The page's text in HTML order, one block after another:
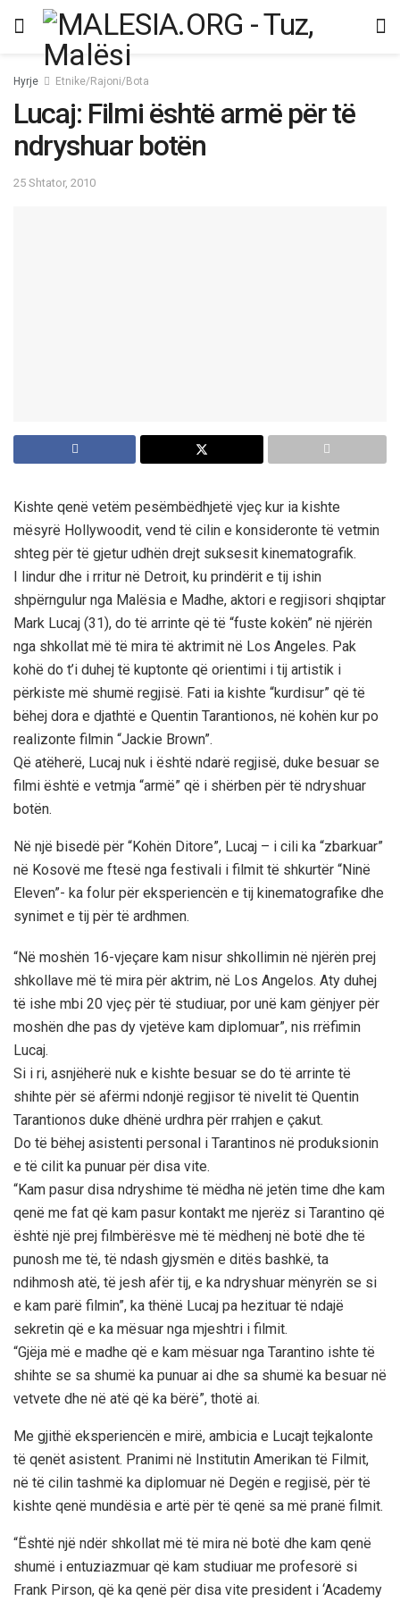
Hyrje Etnike/Rajoni/Bota
Lucaj: Filmi është armë për të
ndryshuar botën
25 Shtator, 2010
Kishte qenë vetëm pesëmbëdhjetë vjeç kur ia kishte
mësyrë Hollywoodit, vend të cilin e konsideronte të vetmin
shteg për të gjetur udhën drejt suksesit kinematografik.
I lindur dhe i rritur në Detroit, ku prindërit e tij ishin
shpërngulur nga Malësia e Madhe, aktori e regjisori shqiptar
Mark Lucaj (31), do të arrinte që të “fuste kokën” në njërën
nga shkollat më të mira të aktrimit në Los Angeles. Pak
kohë do t’i duhej të kuptonte që orientimi i tij artistik i
përkiste më shumë regjisë. Fati ia kishte “kurdisur” që të
bëhej dora e djathtë e Quentin Tarantionos, në kohën kur po
realizonte filmin “Jackie Brown”.
Që atëherë, Lucaj nuk i është ndarë regjisë, duke besuar se
filmi është e vetmja “armë” që i shërben për të ndryshuar
botën.
Në një bisedë për “Kohën Ditore”, Lucaj – i cili ka “zbarkuar”
në Kosovë me ftesë nga festivali i filmit të shkurtër “Ninë
Eleven”- ka folur për eksperiencën e tij kinematografike dhe
synimet e tij për të ardhmen.
“Në moshën 16-vjeçare kam nisur shkollimin në njërën prej
shkollave më të mira për aktrim, në Los Angelos. Aty duhej
të ishe mbi 20 vjeç për të studiuar, por unë kam gënjyer për
moshën dhe pas dy vjetëve kam diplomuar”, nis rrëfimin
Lucaj.
Si i ri, asnjëherë nuk e kishte besuar se do të arrinte të
shihte për së afërmi ndonjë regjisor të nivelit të Quentin
Tarantionos duke dhënë urdhra për rrahjen e çakut.
Do të bëhej asistenti personal i Tarantinos në produksionin
e të cilit ka punuar për disa vite.
“Kam pasur disa ndryshime të mëdha në jetën time dhe kam
qenë me fat që kam pasur kontakt me njerëz si Tarantino që
është një prej filmbërësve më të mëdhenj në botë dhe të
punosh me të, të ndash gjysmën e ditës bashkë, ta
ndihmosh atë, të jesh afër tij, e ka ndryshuar mënyrën se si
e kam parë filmin”, ka thënë Lucaj pa hezituar të ndajë
sekretin që e ka mësuar nga mjeshtri i filmit.
“Gjëja më e madhe që e kam mësuar nga Tarantino ishte të
shihte se sa shumë ka punuar ai dhe sa shumë ka besuar në
vetvete dhe në atë që ka bërë”, thotë ai.
Me gjithë eksperiencën e mirë, ambicia e Lucajt tejkalonte
të qenët asistent. Pranimi në Institutin Amerikan të Filmit,
në të cilin tashmë ka diplomuar në Degën e regjisë, për të
kishte qenë mundësia e artë për të qenë sa më pranë filmit.
“Është një ndër shkollat më të mira në botë dhe kam qenë
shumë i entuziazmuar që kam studiuar me profesorë si
Frank Pirson, që ka qenë për disa vite president i ‘Academy